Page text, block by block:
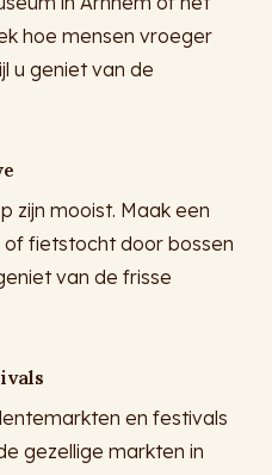
hoe mensen vroeger
u geniet van de
zijn mooist. Maak een
fietstocht door bossen
van de frisse
en festivals
gezellige markten in